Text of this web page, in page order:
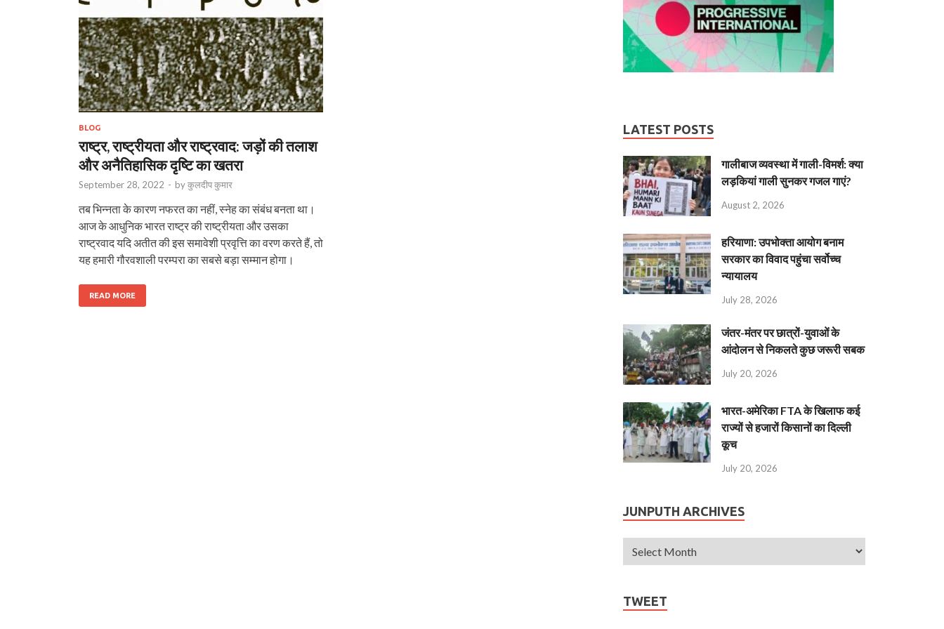
BLOG
राष्ट्र, राष्ट्रीयता और राष्ट्रवाद: जड़ों की तलाश
और अनैतिहासिक दृष्टि का खतरा
September 28, 2022 - byकुलदीप कुमार
तब भिन्नता के कारण नफरत का नहीं, स्नेह का संबंध बनता था।
आज के आधुनिक भारत राष्ट्र की राष्ट्रीयता और उसका
राष्ट्रवाद यदि अतीत की इस समावेशी प्रवृत्ति का वरण करते हैं, तो
यह हमारी गौरवशाली परम्परा का सबसे बड़ा सम्मान होगा।
READ MORE
LATEST POSTS
गालीबाज व्‍यवस्‍था में गाली-विमर्श: क्या
लड़कियां गाली सुनकर गजल गाएं?
August 2, 2026
हरियाणा: उपभोक्ता आयोग बनाम
सरकार का विवाद पहुंचा सर्वोच्च
न्यायालय
July 28, 2026
जंतर-मंतर पर छात्रों-युवाओं के
आंदोलन से निकलते कुछ जरूरी सबक
July 20, 2026
भारत-अमेरिका FTA के खिलाफ कई
राज्यों से हजारों किसानों का दिल्ली
कूच
July 20, 2026
JUNPUTH ARCHIVES
TWEET